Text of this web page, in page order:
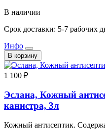
В наличии
Срок доставки: 5-7 рабочих
Инфо
В корзину
1 100 ₽
Эслана, Кожный
канистра, 3л
Кожный антисептик.